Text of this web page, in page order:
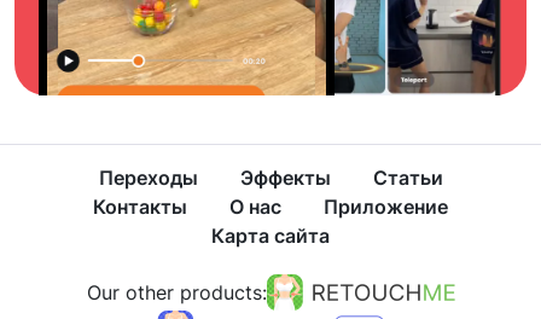
Переходы Эффекты
Статьи
Контакты
О нас
Приложение
Карта сайта
Our other products: